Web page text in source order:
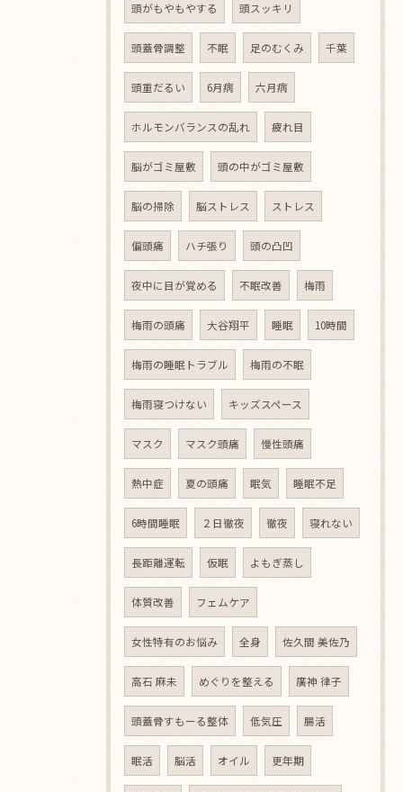
頭がもやもやする 頭スッキリ
頭蓋骨調整 不眠 足のむくみ 千葉
頭重だるい 6月病 六月病
ホルモンバランスの乱れ 疲れ目
脳がゴミ屋敷 頭の中がゴミ屋敷
脳の掃除 脳ストレス ストレス
偏頭痛 ハチ張り 頭の凸凹
夜中に目が覚める 不眠改善 梅雨
梅雨の頭痛 大谷翔平 睡眠 10時間
梅雨の睡眠トラブル 梅雨の不眠
梅雨寝つけない キッズスペース
マスク マスク頭痛 慢性頭痛
熱中症 夏の頭痛 眠気 睡眠不足
6時間睡眠 ２日徹夜 徹夜 寝れない
長距離運転 仮眠 よもぎ蒸し
体質改善 フェムケア
女性特有のお悩み 全身 佐久間 美佐乃
高石 麻未 めぐりを整える 廣神 律子
頭蓋骨すもーる整体 低気圧 腸活
眠活 脳活 オイル 更年期